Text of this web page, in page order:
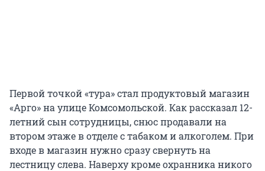
Первой точкой «тура» стал продуктовый магазин
«Арго» на улице Комсомольской. Как рассказал 12-
летний сын сотрудницы, снюс продавали на
втором этаже в отделе с табаком и алкоголем. При
входе в магазин нужно сразу свернуть на
лестницу слева. Наверху кроме охранника никого